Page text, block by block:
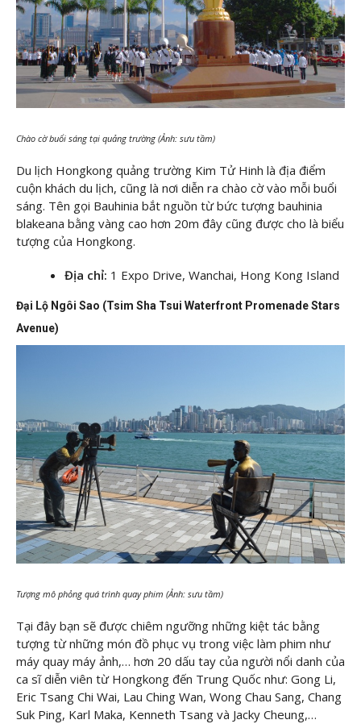
Chào cờ buổi sáng tại quảng trường (Ảnh: sưu tầm)
Du lịch Hongkong quảng trường Kim Tử Hinh là địa điểm
cuộn khách du lịch, cũng là nơi diễn ra chào cờ vào mỗi buổi
sáng. Tên gọi Bauhinia bắt nguồn từ bức tượng bauhinia
blakeana bằng vàng cao hơn 20m đây cũng được cho là biểu
tượng của Hongkong.
Địa chỉ: 1 Expo Drive, Wanchai, Hong Kong Island
Đại Lộ Ngôi Sao (Tsim Sha Tsui Waterfront Promenade Stars
Avenue)
Tượng mô phỏng quá trình quay phim (Ảnh: sưu tầm)
Tại đây bạn sẽ được chiêm ngưỡng những kiệt tác bằng
tượng từ những món đồ phục vụ trong việc làm phim như
máy quay máy ảnh,… hơn 20 dấu tay của người nổi danh của
ca sĩ diễn viên từ Hongkong đến Trung Quốc như: Gong Li,
Eric Tsang Chi Wai, Lau Ching Wan, Wong Chau Sang, Chang
Suk Ping, Karl Maka, Kenneth Tsang và Jacky Cheung,…